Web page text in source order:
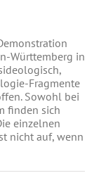
Württemberg in
Fragmente
Sowohl bei
finden sich
einzelnen
nicht auf, wenn